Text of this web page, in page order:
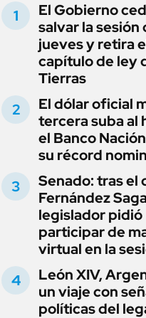
El Gobierno
salvar la sesión
jueves y retira
capítulo de ley
Tierras
El dólar oficial
tercera suba al
el Banco
su récord
Senado: tras el
Fernández
legislador pidió
participar de
virtual en la
León XIV,
un viaje con
políticas del